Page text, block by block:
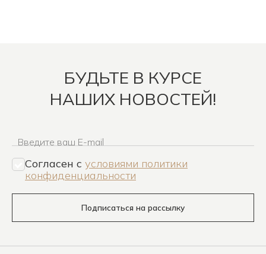
БУДЬТЕ В КУРСЕ
НАШИХ НОВОСТЕЙ!
Введите ваш E-mail
Согласен c условиями политики
конфиденциальности
Подписаться на рассылку